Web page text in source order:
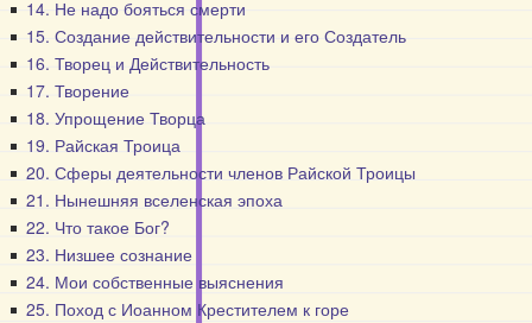
14. Не надо бояться смерти
15. Создание действительности и его Создатель
16. Творец и Действительность
17. Творение
18. Упрощение Творца
19. Райская Троица
20. Сферы деятельности членов Райской Троицы
21. Нынешняя вселенская эпоха
22. Что такое Бог?
23. Низшее сознание
24. Мои собственные выяснения
25. Поход с Иоанном Крестителем к горе